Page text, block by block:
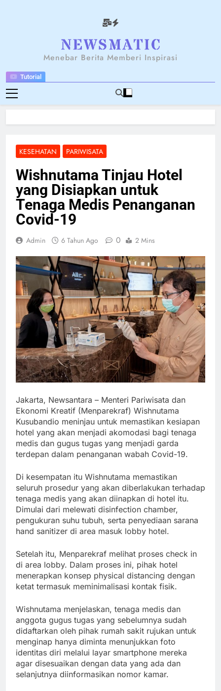
Tutorial
NEWSANTARA
Menebar Berita Memberi Inspirasi
KESEHATAN PARIWISATA
Wishnutama Tinjau Hotel
yang Disiapkan untuk
Tenaga Medis Penanganan
Covid-19
Admin 6 Tahun Ago 0 2 Mins
Jakarta, Newsantara – Menteri Pariwisata dan
Ekonomi Kreatif (Menparekraf) Wishnutama
Kusubandio meninjau untuk memastikan kesiapan
hotel yang akan menjadi akomodasi bagi tenaga
medis dan gugus tugas yang menjadi garda
terdepan dalam penanganan wabah Covid-19.
Di kesempatan itu Wishnutama memastikan
seluruh prosedur yang akan diberlakukan terhadap
tenaga medis yang akan diinapkan di hotel itu.
Dimulai dari melewati disinfection chamber,
pengukuran suhu tubuh, serta penyediaan sarana
hand sanitizer di area masuk lobby hotel.
Setelah itu, Menparekraf melihat proses check in
di area lobby. Dalam proses ini, pihak hotel
menerapkan konsep physical distancing dengan
ketat termasuk meminimalisasi kontak fisik.
Wishnutama menjelaskan, tenaga medis dan
anggota gugus tugas yang sebelumnya sudah
didaftarkan oleh pihak rumah sakit rujukan untuk
menginap hanya diminta menunjukkan foto
identitas diri melalui layar smartphone mereka
agar disesuaikan dengan data yang ada dan
selanjutnya diinformasikan nomor kamar.